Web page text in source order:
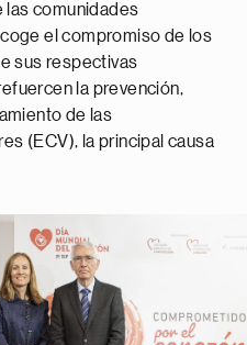
las comunidades
el compromiso de los
sus respectivas
la prevención,
de las
(ECV), la principal causa